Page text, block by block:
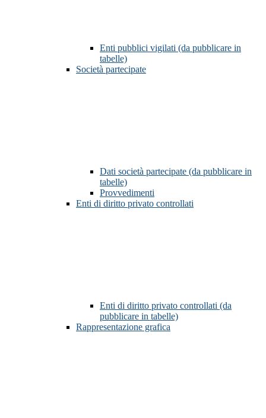
Enti pubblici vigilati (da pubblicare in
tabelle)
Società partecipate
Dati società partecipate (da pubblicare in
tabelle)
Provvedimenti
Enti di diritto privato controllati
Enti di diritto privato controllati (da
pubblicare in tabelle)
Rappresentazione grafica